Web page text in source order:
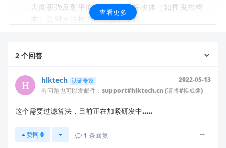
大面积强反射平面或动态非目标物体（如摇曳的树
木）会对雷达检测产生显著干扰。
环境干扰严重
高灵敏度下极易误报。
缺乏野生动物识别能力：现有雷达输出为目标位置
与运动状态，
不具备目标分类能力
防护等级不足
：我司雷达模块为电子元器件形态，
无防水、防尘、防腐蚀设计，长期暴露于户外潮
查看更多
2 个回答
hlktech 认证专家
2022-05-13
有问题也可以发邮件：support#hlktech.cn (请将#换成@)
这个需要过滤算法，目前正在加紧研发中.....
赞同 0 1 条回复